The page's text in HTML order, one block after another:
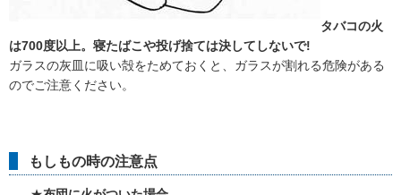
タバコの火
は700度以上。寝たばこや投げ捨ては決してしないで!
ガラスの灰皿に吸い殻をためておくと、ガラスが割れる危険がある
のでご注意ください。
もしもの時の注意点